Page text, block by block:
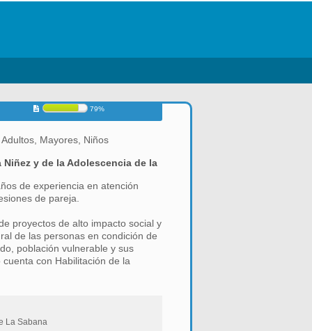
79%
Mayores, Niños
y de la Adolescencia de la
de experiencia en atención
de pareja.
proyectos de alto impacto social y
de las personas en condición de
población vulnerable y sus
con Habilitación de la
La Sabana